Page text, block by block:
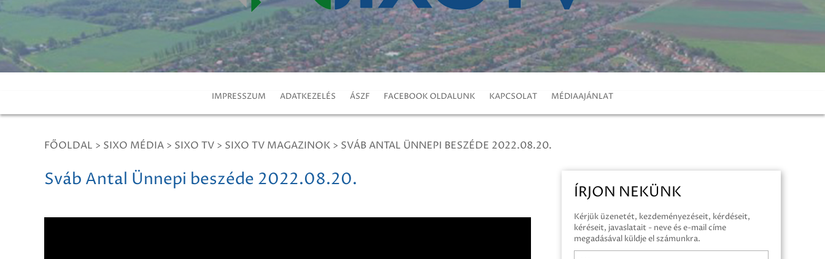
IMPRESSZUM ADATKEZELÉS ÁSZF FACEBOOK OLDALUNK KAPCSOLAT MÉDIAAJÁNLAT
FŐOLDAL > SIXO MÉDIA > SIXO TV > SIXO TV MAGAZINOK > SVÁB ANTAL ÜNNEPI BESZÉDE 2022.08.20.
Sváb Antal Ünnepi beszéde 2022.08.20.
ÍRJON NEKÜNK
Kérjük üzenetét, kezdeményezéseit, kérdéseit,
kéréseit, javaslatait - neve és e-mail címe
megadásával küldje el számunkra.